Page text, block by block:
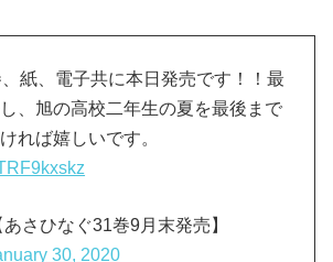
紙、電子共に本日発売です！！最
、旭の高校二年生の夏を最後まで
れば嬉しいです。
さひなぐ31巻9月末発売】
30, 2020